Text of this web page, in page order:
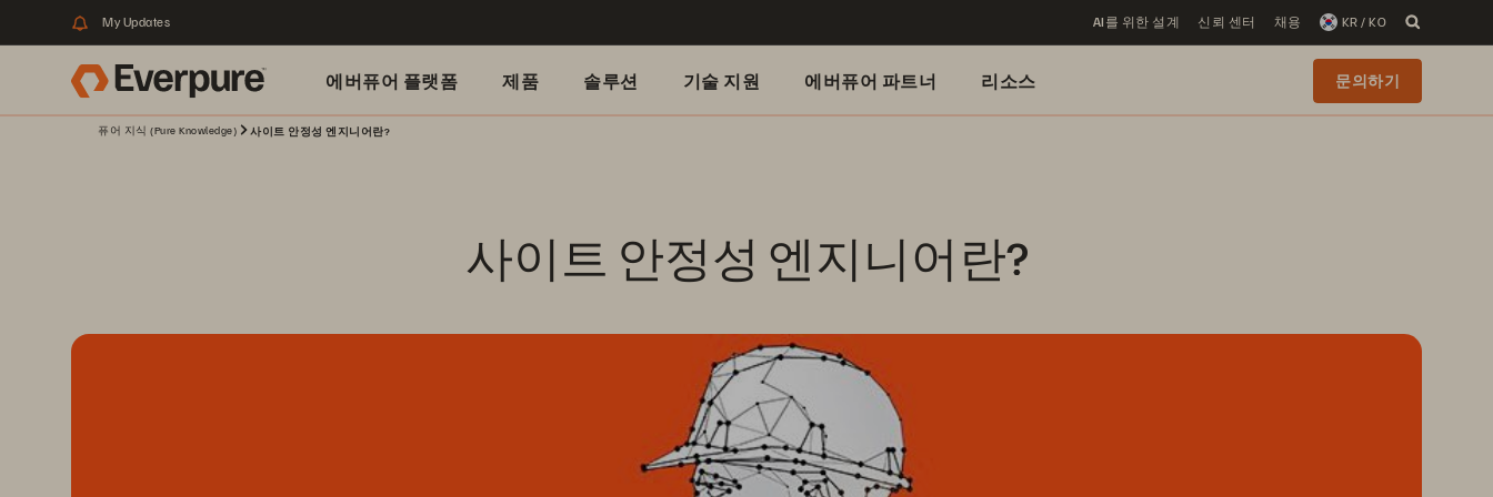
My Updates AI를 위한 설계 신뢰 센터 채용 KR / KO
에버퓨어 플랫폼 제품 솔루션 기술 지원 에버퓨어 파트너 리소스 문의하기
퓨어 지식 (Pure Knowledge) 사이트 안정성 엔지니어란?
사이트 안정성 엔지니어란?